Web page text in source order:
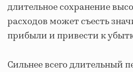
длительное сохранение
расходов может съесть
прибыли и привести к
Сильнее всего длительный